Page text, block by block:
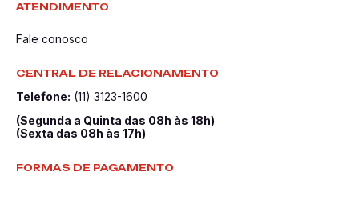
ATENDIMENTO
Fale conosco
CENTRAL DE RELACIONAMENTO
Telefone: (11) 3123-1600
(Segunda a Quinta das 08h às 18h)
(Sexta das 08h às 17h)
FORMAS DE PAGAMENTO